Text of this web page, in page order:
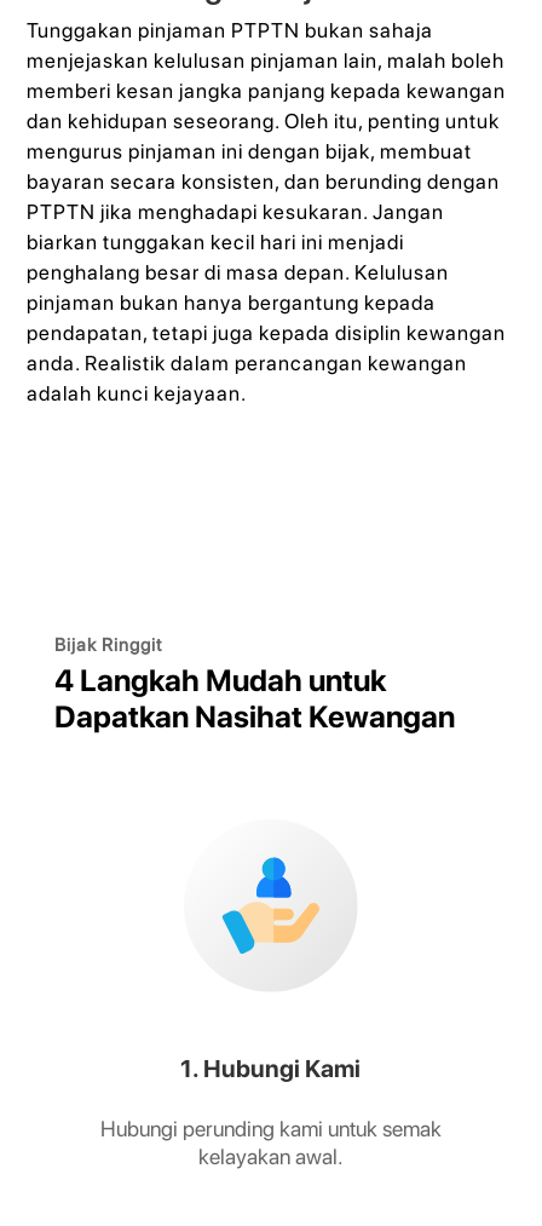
Tunggakan pinjaman PTPTN bukan sahaja
menjejaskan kelulusan pinjaman lain, malah boleh
memberi kesan jangka panjang kepada kewangan
dan kehidupan seseorang. Oleh itu, penting untuk
mengurus pinjaman ini dengan bijak, membuat
bayaran secara konsisten, dan berunding dengan
PTPTN jika menghadapi kesukaran. Jangan
biarkan tunggakan kecil hari ini menjadi
penghalang besar di masa depan. Kelulusan
pinjaman bukan hanya bergantung kepada
pendapatan, tetapi juga kepada disiplin kewangan
anda. Realistik dalam perancangan kewangan
adalah kunci kejayaan.
Bijak Ringgit
4 Langkah Mudah untuk
Dapatkan Nasihat Kewangan
1. Hubungi Kami
Hubungi perunding kami untuk semak
kelayakan awal.